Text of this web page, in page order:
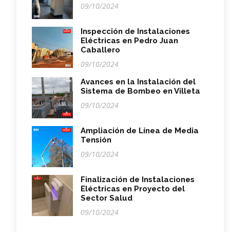
09/10/2024
Inspección de Instalaciones
Eléctricas en Pedro Juan
Caballero
09/10/2024
Avances en la Instalación del
Sistema de Bombeo en Villeta
09/10/2024
Ampliación de Línea de Media
Tensión
09/10/2024
Finalización de Instalaciones
Eléctricas en Proyecto del
Sector Salud
09/10/2024